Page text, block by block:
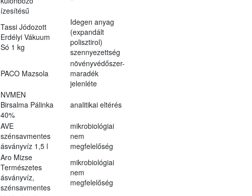
ízesítésű
Tassi Jódozott
Erdélyi Vákuum
Só 1 kg
Idegen anyag
(expandált
polisztirol)
szennyezettség
PACO Mazsola
növényvédőszer-
maradék
jelenléte
NVMEN
Birsalma Pálinka
40%
analitikai eltérés
AVE
szénsavmentes
ásványvíz 1,5 l
mikrobiológiai
nem
megfelelőség
Aro Mizse
Természetes
ásványvíz,
szénsavmentes
mikrobiológiai
nem
megfelelőség